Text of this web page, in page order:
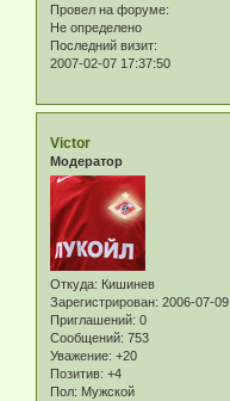
Провел на форуме:
Не определено
Последний визит:
2007-02-07 17:37:50
Victor
Модератор
Откуда: Кишинев
Зарегистрирован: 2006-07-09
Приглашений: 0
Сообщений: 753
Уважение: +20
Позитив: +4
Пол: Мужской